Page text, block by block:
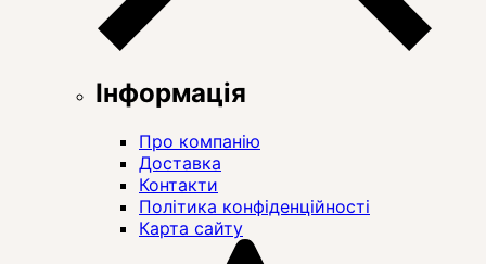
Інформація
Про компанію
Доставка
Контакти
Політика конфіденційності
Карта сайту